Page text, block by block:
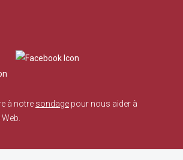
à notre sondage pour nous aider à